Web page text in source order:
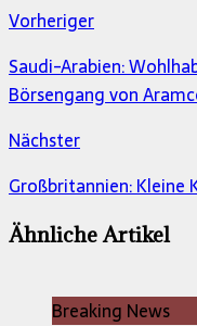
Vorheriger
Saudi-Arabien:
Börsengang von
Nächster
Großbritannien: Kleine
Ähnliche Artikel
Breaking News